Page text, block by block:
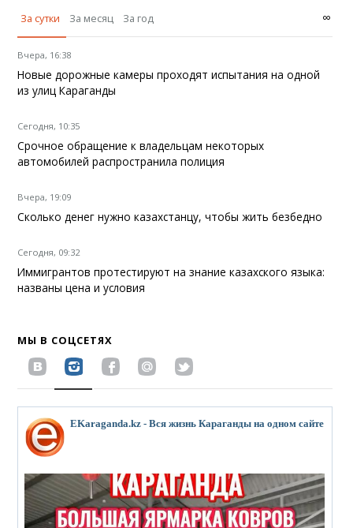
За сутки
За месяц За год ∞
Вчера, 16:38
Новые дорожные камеры проходят испытания на одной
из улиц Караганды
Сегодня, 10:35
Срочное обращение к владельцам некоторых
автомобилей распространила полиция
Вчера, 19:09
Сколько денег нужно казахстанцу, чтобы жить безбедно
Сегодня, 09:32
Иммигрантов протестируют на знание казахского языка:
названы цена и условия
МЫ В СОЦСЕТЯХ
EKaraganda.kz - Вся жизнь Караганды на одном сайте